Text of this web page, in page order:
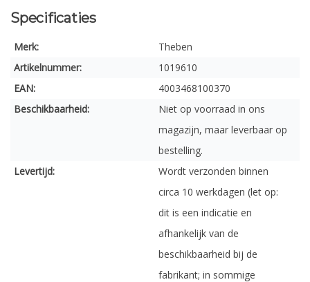
Specificaties
Merk:
Theben
Artikelnummer:
1019610
EAN:
4003468100370
Beschikbaarheid:
Niet op voorraad in ons
magazijn, maar leverbaar op
bestelling.
Levertijd:
Wordt verzonden binnen
circa 10 werkdagen (let op:
dit is een indicatie en
afhankelijk van de
beschikbaarheid bij de
fabrikant; in sommige